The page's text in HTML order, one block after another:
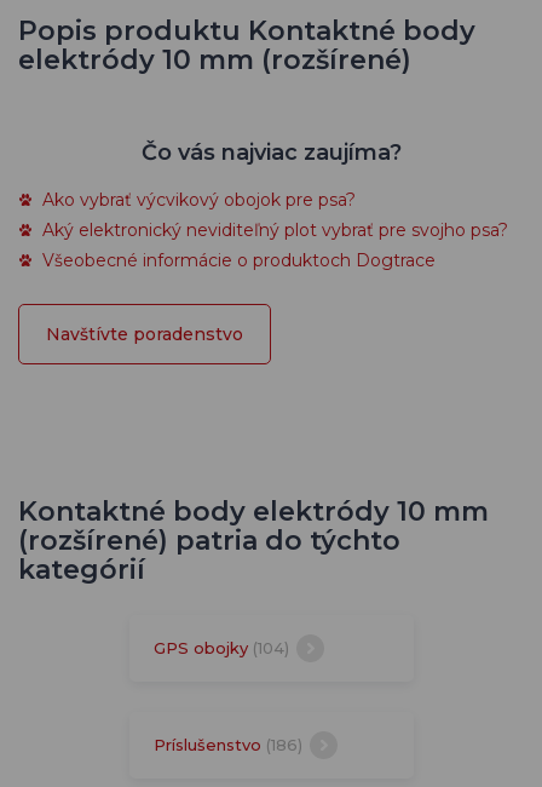
Popis produktu Kontaktné body
elektródy 10 mm (rozšírené)
Čo vás najviac zaujíma?
Ako vybrať výcvikový obojok pre psa?
Aký elektronický neviditeľný plot vybrať pre svojho psa?
Všeobecné informácie o produktoch Dogtrace
Navštívte poradenstvo
Kontaktné body elektródy 10 mm
(rozšírené) patria do týchto
kategórií
GPS obojky (104)
Príslušenstvo (186)